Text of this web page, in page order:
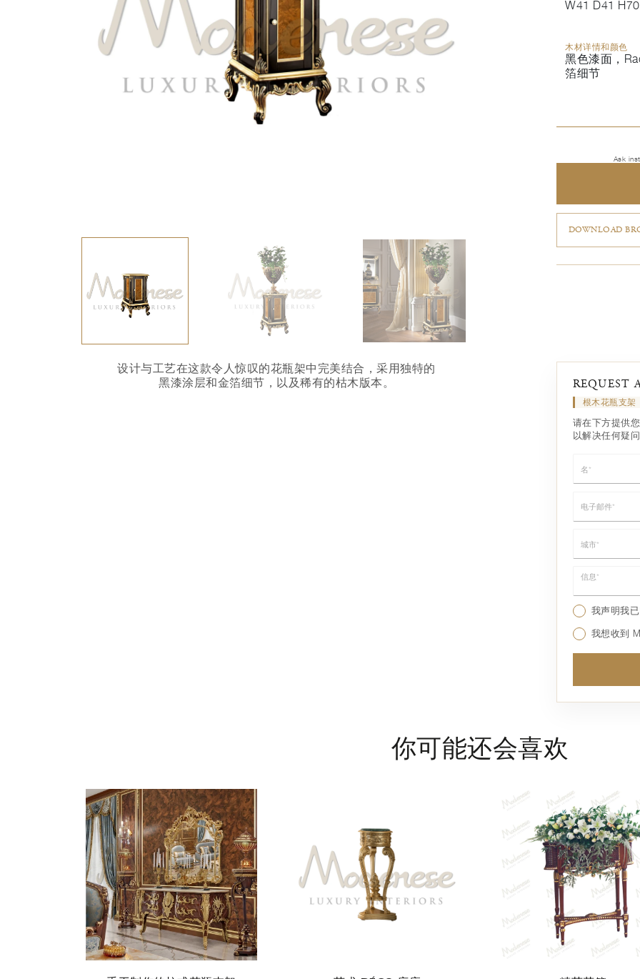
W41 D41 H70
木材详情和颜色
黑色漆面，
箔细节
Ask
DOWNLOAD
设计与工艺在这款令人惊叹的花瓶架中完美结合，采用独特的
黑漆涂层和金箔细节，以及稀有的枯木版本。
REQUEST
根木花瓶支架
请在下方提供
以解决任何疑
信息*
我声明我
我想收到
你可能还会喜欢